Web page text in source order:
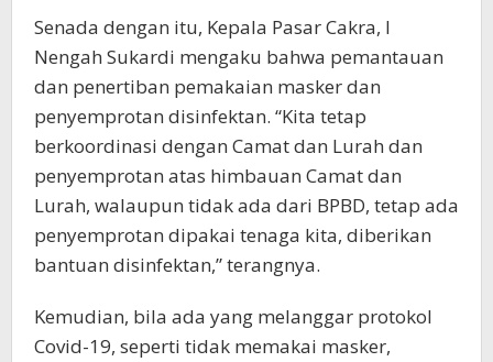
Senada dengan itu, Kepala Pasar Cakra, I
Nengah Sukardi mengaku bahwa pemantauan
dan penertiban pemakaian masker dan
penyemprotan disinfektan. “Kita tetap
berkoordinasi dengan Camat dan Lurah dan
penyemprotan atas himbauan Camat dan
Lurah, walaupun tidak ada dari BPBD, tetap ada
penyemprotan dipakai tenaga kita, diberikan
bantuan disinfektan,” terangnya.
Kemudian, bila ada yang melanggar protokol
Covid-19, seperti tidak memakai masker,